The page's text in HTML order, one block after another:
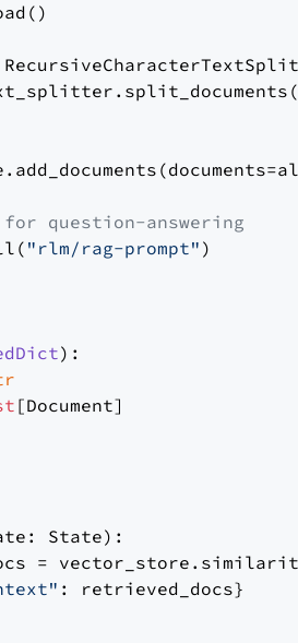
question-answering
"rlm/rag-prompt" )
):
[Document]
State):
=
: retrieved_docs}